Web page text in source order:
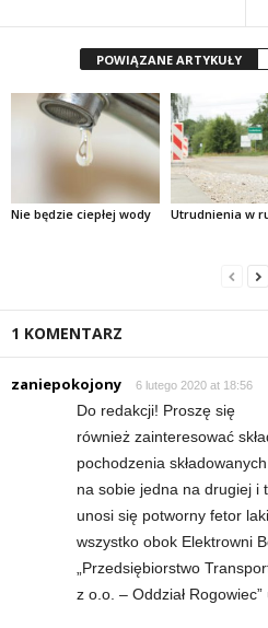
POWIĄZANE ARTYKUŁY
Nie będzie ciepłej wody Utrudnienia w
1 KOMENTARZ
zaniepokojony 6 lutego 2020 at 18:56
Do redakcji! Proszę się
również zainteresować
pochodzenia
na sobie jedna na drugiej i
unosi się potworny fetor
wszystko obok Elektrowni
„Przedsiębiorstwo
z o.o. – Oddział